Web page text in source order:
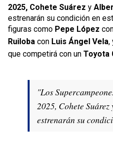
2025, Cohete Suárez y
estrenarán su condición en
figuras como Pepe López
Ruiloba con Luis Ángel Vela,
que competirá con un Toyota
"Los
2025, Cohete
estrenarán su